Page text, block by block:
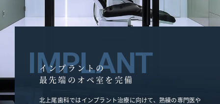
IMPLANT
インプラントの
最先端のオペ室を完備
北上尾歯科ではインプラント治療に向けて、熟練の専門医や